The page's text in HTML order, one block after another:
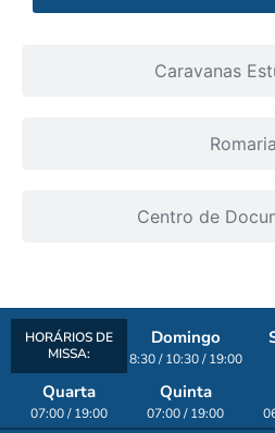
Caravanas
Romaria
Centro de
HORÁRIOS DE
MISSA:
Domingo
8:30 / 10:30 / 19:00
Quarta
07:00 / 19:00
Quinta
07:00 / 19:00